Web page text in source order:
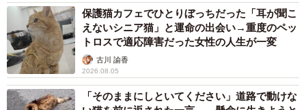
長明くんが心配ではあるけれど、仕事もしなくてはいけま
せん。落語会の出演情報や同席した方へお礼の意味も込め
て食事の様子をTwitterにアップしていきます。これを見た
フォロワーが「長明くんが大変なのに！」と怒ることも。
長明くんとの出会い
保護猫カフェでひとりぼっちだった「耳が聞こ
えないシニア猫」と運命の出会い→重度のペッ
トロスで適応障害だった女性の人生が一変
古川 諭香
2026.08.05
「そのままにしといてください」道路で動けな